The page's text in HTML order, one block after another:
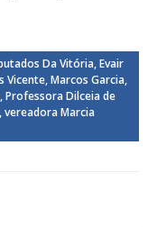
Da Vitória, Evair
Vicente, Marcos Garcia,
Professora Dilceia de
vereadora Marcia